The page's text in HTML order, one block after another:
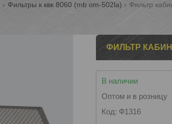
Фильтры к квк 8060 (mb om-502la) Фильтр
ФИЛЬТР
В наличии
Оптом и в розницу
Код: Ф1316